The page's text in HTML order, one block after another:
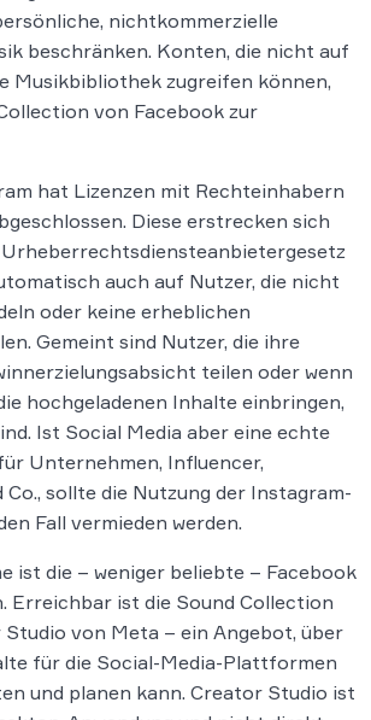
nichtkommerzielle
beschränken. Konten, die nicht auf
Musikbibliothek zugreifen können,
von Facebook zur
hat Lizenzen mit Rechteinhabern
Diese erstrecken sich
Urheberrechtsdiensteanbietergesetz
auch auf Nutzer, die nicht
oder keine erheblichen
Gemeint sind Nutzer, die ihre
teilen oder wenn
hochgeladenen Inhalte einbringen,
Ist Social Media aber eine echte
Unternehmen, Influencer,
Co., sollte die Nutzung der Instagram-
Fall vermieden werden.
ist die – weniger beliebte – Facebook
Erreichbar ist die Sound Collection
von Meta – ein Angebot, über
für die Social-Media-Plattformen
und planen kann. Creator Studio ist